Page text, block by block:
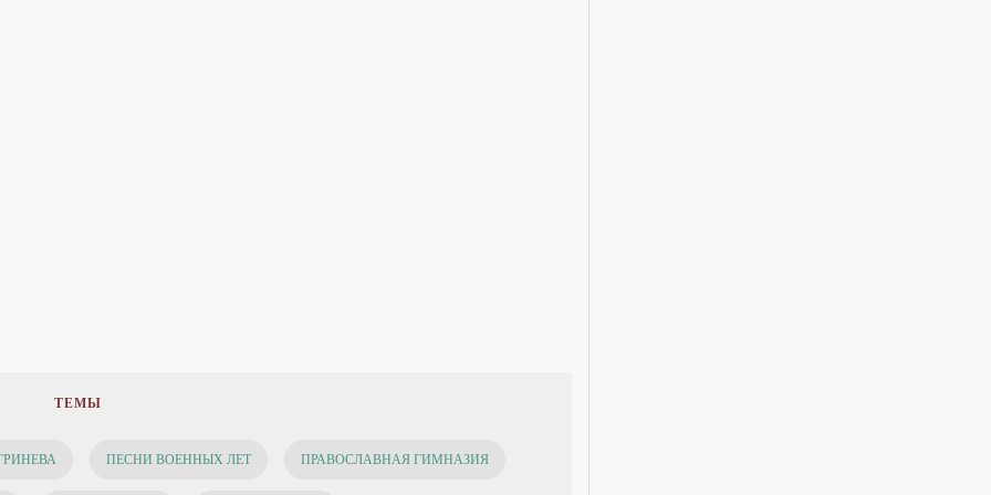
ТЕМЫ
ПЕСНИ ВОЕННЫХ ЛЕТ ПРАВОСЛАВНАЯ ГИМНАЗИЯ